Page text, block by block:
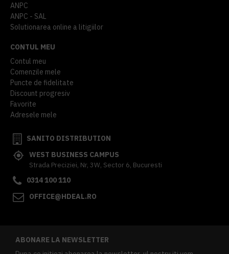
ANPC
ANPC - SAL
Solutionarea online a litigiilor
CONTUL MEU
Contul meu
Comenzile mele
Puncte de fidelitate
Discount progresiv
Favorite
Adresele mele
SANITO DISTRIBUTION
WEST BUSINESS CAMPUS
Strada Preciziei, Nr, 3W, Sector 6, Bucuresti
0314 100 110
OFFICE@HDEAL.RO
ABONARE LA NEWSLETTER